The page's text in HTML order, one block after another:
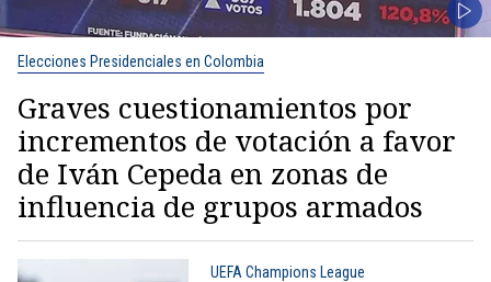
Elecciones Presidenciales en Colombia
Graves cuestionamientos por
incrementos de votación a favor
de Iván Cepeda en zonas de
influencia de grupos armados
UEFA Champions League